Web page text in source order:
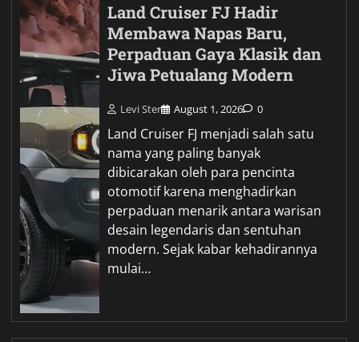
Land Cruiser FJ Hadir
Membawa Napas Baru,
Perpaduan Gaya Klasik dan
Jiwa Petualang Modern
Levi Ster August 1, 2026 0
Land Cruiser FJ menjadi salah satu
nama yang paling banyak
dibicarakan oleh para pencinta
otomotif karena menghadirkan
perpaduan menarik antara warisan
desain legendaris dan sentuhan
modern. Sejak kabar kehadirannya
mulai…